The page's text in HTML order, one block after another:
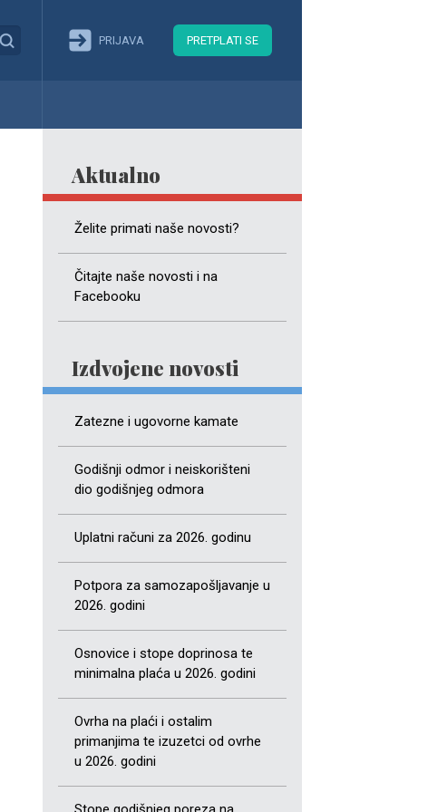
PRIJAVA PRETPLATI SE
Aktualno
Želite primati naše novosti?
Čitajte naše novosti i na
Facebooku
Izdvojene novosti
Zatezne i ugovorne kamate
Godišnji odmor i neiskorišteni
dio godišnjeg odmora
Uplatni računi za 2026. godinu
Potpora za samozapošljavanje u
2026. godini
Osnovice i stope doprinosa te
minimalna plaća u 2026. godini
Ovrha na plaći i ostalim
primanjima te izuzetci od ovrhe
u 2026. godini